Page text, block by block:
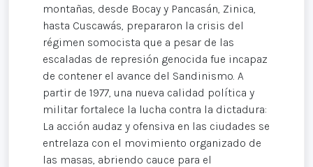
montañas, desde Bocay y Pancasán, Zinica,
hasta Cuscawás, prepararon la crisis del
régimen somocista que a pesar de las
escaladas de represión genocida fue incapaz
de contener el avance del Sandinismo. A
partir de 1977, una nueva calidad política y
militar fortalece la lucha contra la dictadura:
La acción audaz y ofensiva en las ciudades se
entrelaza con el movimiento organizado de
las masas, abriendo cauce para el